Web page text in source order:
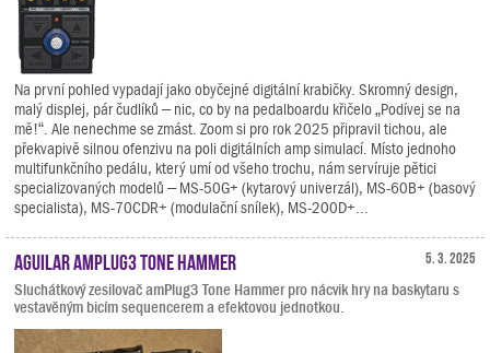
Na první pohled vypadají jako obyčejné digitální krabičky. Skromný design,
malý displej, pár čudlíků – nic, co by na pedalboardu křičelo „Podívej se na
mě!“. Ale nenechme se zmást. Zoom si pro rok 2025 připravil tichou, ale
překvapivě silnou ofenzivu na poli digitálních amp simulací. Místo jednoho
multifunkčního pedálu, který umí od všeho trochu, nám servíruje pětici
specializovaných modelů – MS-50G+ (kytarový univerzál), MS-60B+ (basový
specialista), MS-70CDR+ (modulační snílek), MS-200D+...
5. 3. 2025
Aguilar amPlug3 Tone Hammer
Sluchátkový zesilovač amPlug3 Tone Hammer pro nácvik hry na baskytaru s
vestavěným bicím sequencerem a efektovou jednotkou.